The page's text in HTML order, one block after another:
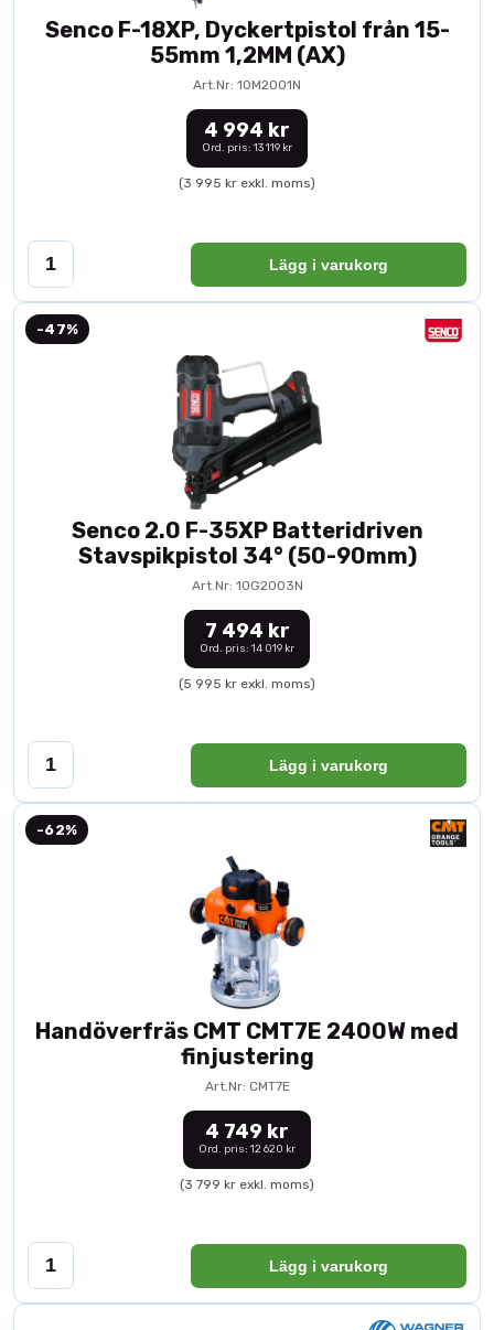
Senco F-18XP, Dyckertpistol från 15-
55mm 1,2MM (AX)
Art.Nr: 10M2001N
4 994 kr
Ord. pris: 13 119 kr
(3 995 kr exkl. moms)
Lägg i varukorg
-47%
Senco 2.0 F-35XP Batteridriven
Stavspikpistol 34° (50-90mm)
Art.Nr: 10G2003N
7 494 kr
Ord. pris: 14 019 kr
(5 995 kr exkl. moms)
Lägg i varukorg
-62%
Handöverfräs CMT CMT7E 2400W med
finjustering
Art.Nr: CMT7E
4 749 kr
Ord. pris: 12 620 kr
(3 799 kr exkl. moms)
Lägg i varukorg